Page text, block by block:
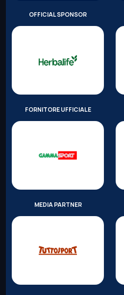
OFFICIAL SPONSOR
FORNITORE UFFICIALE
MEDIA PARTNER